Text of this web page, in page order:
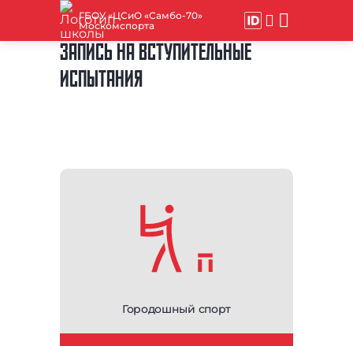
ГБОУ «ЦСиО «Самбо-70»
Москомспорта
ЗАПИСЬ НА ВСТУПИТЕЛЬНЫЕ
ИСПЫТАНИЯ
Городошный спорт